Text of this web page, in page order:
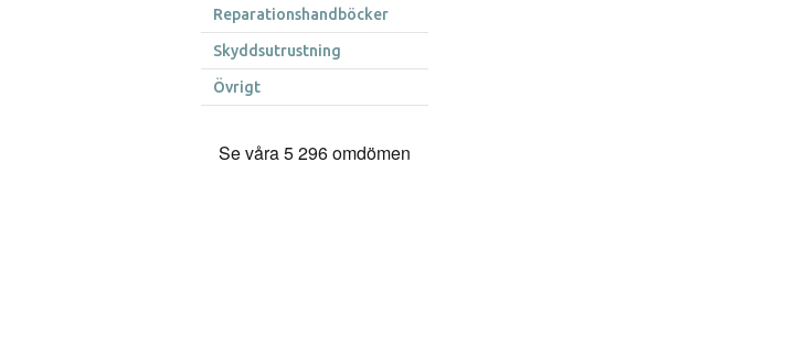
Reparationshandböcker
Skyddsutrustning
Övrigt